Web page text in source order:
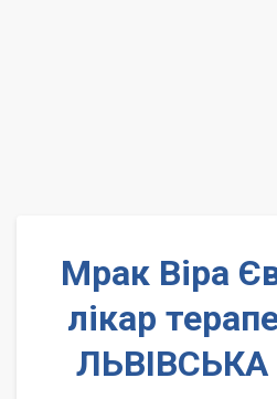
Мрак Віра
лікар
ЛЬВІВСЬКА